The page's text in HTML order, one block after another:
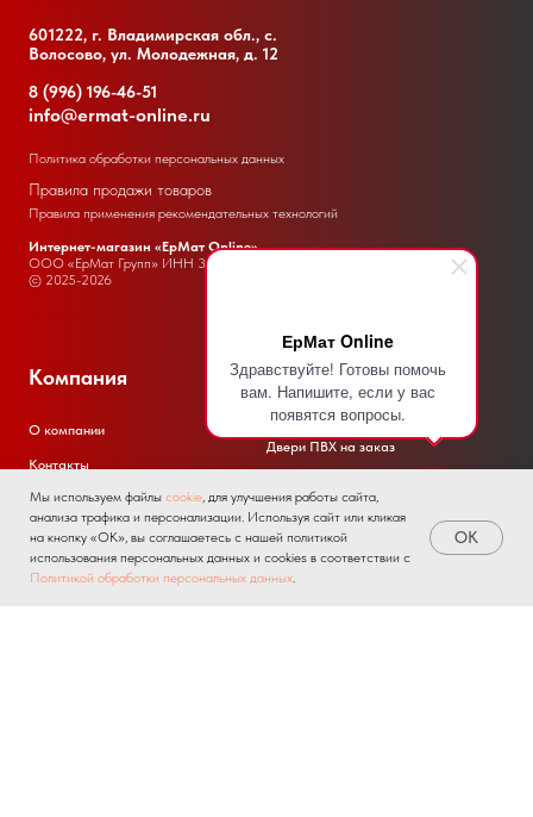
ЕрМат Online
Здравствуйте! Готовы помочь
вам. Напишите, если у вас
появятся вопросы.
Home Catalog Sign In
Мы используем файлы cookie, для улучшения работы сайта,
анализа трафика и персонализации. Используя сайт или кликая
на кнопку «ОК», вы соглашаетесь с нашей политикой
использования персональных данных и cookies в соответствии с
Политикой обработки персональных данных.
OK
601222, г. Владимирская обл., с.
Волосово, ул. Молодежная, д. 12
8 (996) 196-46-51
info@ermat-online.ru
Политика обработки персональных данных
Правила продажи товаров
Правила применения рекомендательных технологий
Интернет-магазин «ЕрМат Online»
ООО «ЕрМат Групп» ИНН 3300023445
© 2025-2026
Компания
О компании
Контакты
Отзывы
Клиентская поддержка
Аксессуары и фурнитура
Двери
Двери ПВХ на заказ
Окна ПВХ
Окна ПВХ на заказ
Радиаторы